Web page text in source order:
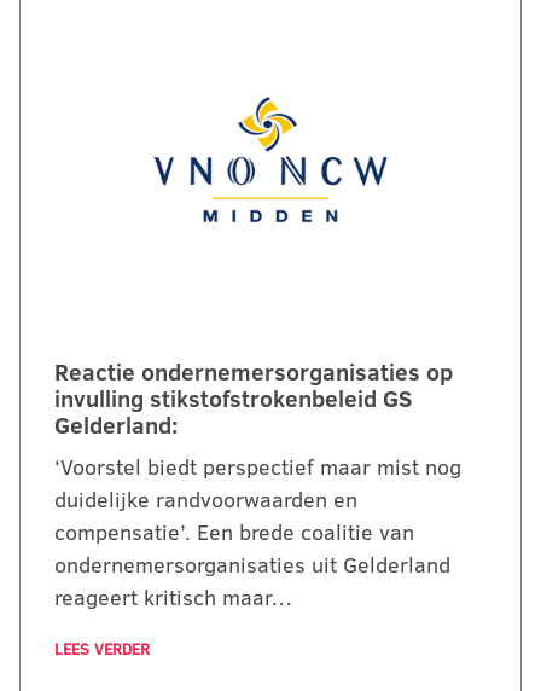
Reactie ondernemersorganisaties op
invulling stikstofstrokenbeleid GS
Gelderland:
‘Voorstel biedt perspectief maar mist nog
duidelijke randvoorwaarden en
compensatie’. Een brede coalitie van
ondernemersorganisaties uit Gelderland
reageert kritisch maar…
LEES VERDER